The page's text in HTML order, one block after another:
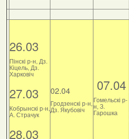
26.03
Пінскі р-н, Дз.
Кіцель, Дз.
Харковіч
27.03
Кобрынскі р-н,
А. Страчук
28.03
02.04
Гродзенскі р-н,
Дз. Якубовіч
07.04
Гомельскі р-
н, З.
Гарошка